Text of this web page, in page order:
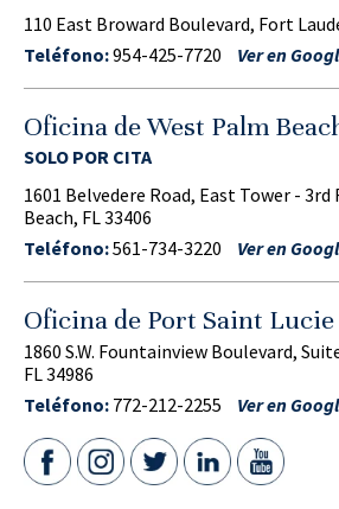
110 East Broward Boulevard, Fort
Teléfono:954-425-7720 Ver en
Oficina de West Palm
SOLO POR CITA
1601 Belvedere Road, East Tower -
Beach, FL 33406
Teléfono:561-734-3220 Ver en
Oficina de Port Saint Lucie
1860 S.W. Fountainview Boulevard,
FL 34986
Teléfono: 772-212-2255 Ver en